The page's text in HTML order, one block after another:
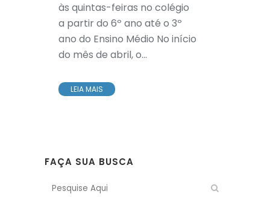
às quintas-feiras no colégio
a partir do 6º ano até o 3º
ano do Ensino Médio No início
do mês de abril, o...
LEIA MAIS
FAÇA SUA BUSCA